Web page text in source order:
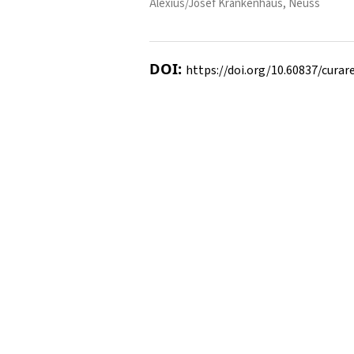
Alexius/Josef Krankenhaus, Neuss
DOI: https://doi.org/10.60837/